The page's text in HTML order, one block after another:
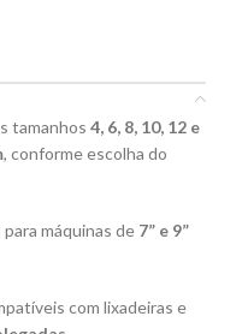
tamanhos 4, 6, 8, 10, 12 e
, conforme escolha do
para máquinas de 7” e 9”
com lixadeiras e